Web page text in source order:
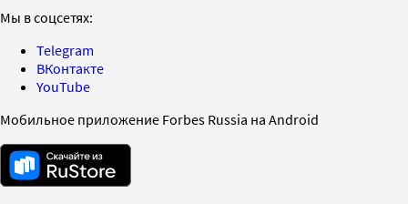
Мы в соцсетях:
Telegram
ВКонтакте
YouTube
Мобильное приложение Forbes Russia на Android